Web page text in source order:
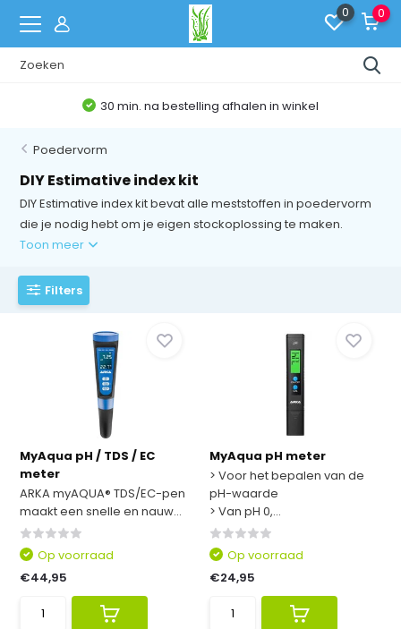
0 0
30 min. na bestelling afhalen in winkel
Poedervorm
DIY Estimative index kit
DIY Estimative index kit bevat alle meststoffen in poedervorm
die je nodig hebt om je eigen stockoplossing te maken.
Toon meer
Filters
MyAqua pH / TDS / EC
meter
ARKA myAQUA® TDS/EC-pen
maakt een snelle en nauw...
Op voorraad
€44,95
MyAqua pH meter
> Voor het bepalen van de
pH-waarde
> Van pH 0,...
Op voorraad
€24,95